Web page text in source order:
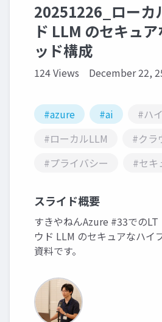
20251226_ローカ
ド LLM のセキュ
ッド構成
124 Views December 22,
#azure #ai
#ハ
#ローカルLLM
#クラ
#プライバシー
#セキ
スライド概要
すきやねんAzure #33でのLT
ウド LLM のセキュアなハイ
資料です。